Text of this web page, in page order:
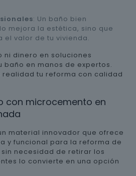
: Un baño bien
mejora la estética, sino que
el valor de tu vivienda.
ni dinero en soluciones
baño en manos de expertos.
realidad tu reforma con calidad
con microcemento en
material innovador que ofrece
y funcional para la reforma de
necesidad de retirar los
lo convierte en una opción